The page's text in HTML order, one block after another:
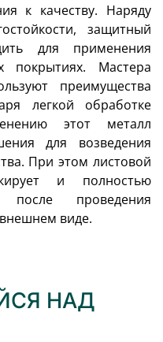
к качеству. Наряду
защитный
для применения
покрытиях. Мастера
преимущества
легкой обработке
этот металл
для возведения
При этом листовой
и полностью
после проведения
виде.
НАД